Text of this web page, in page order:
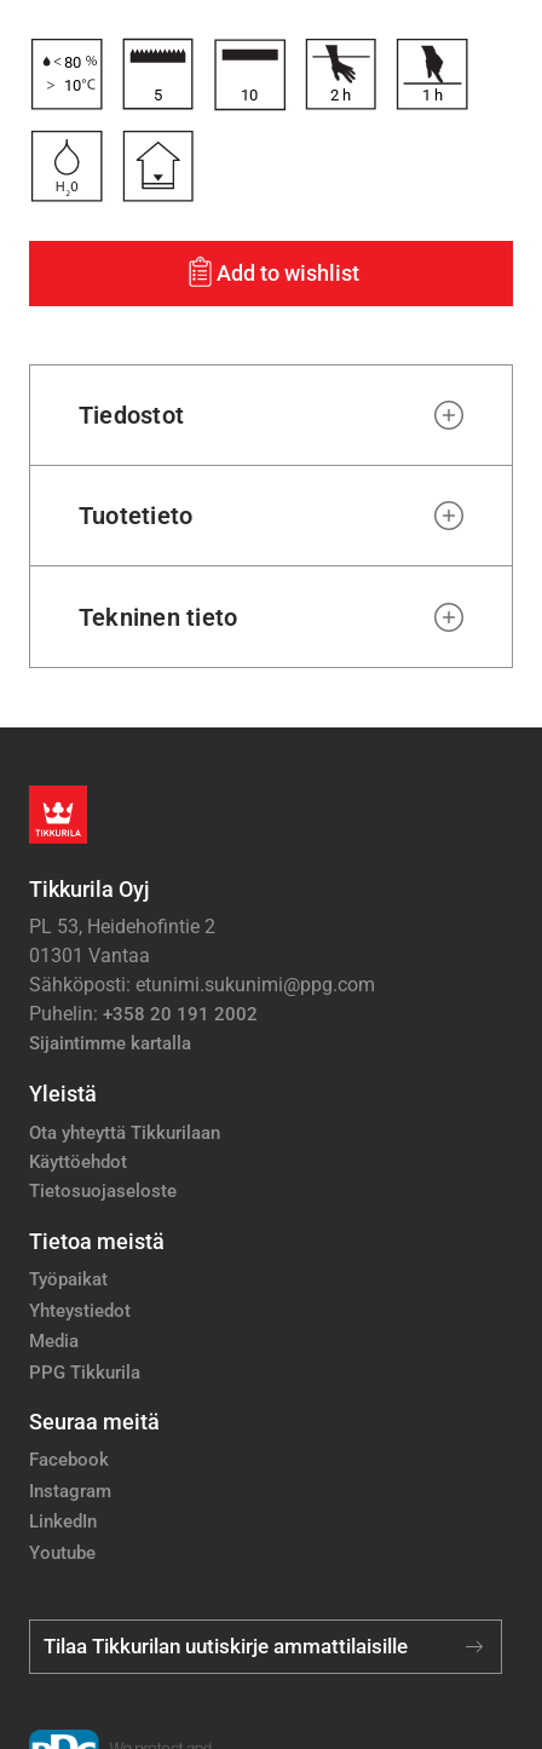
80
10
5 10 2 h 1 h
Add to wishlist
Tiedostot
Tuotetieto
Tekninen tieto
Tikkurila Oyj
PL 53, Heidehofintie 2
01301 Vantaa
Sähköposti: etunimi.sukunimi@ppg.com
Puhelin: +358 20 191 2002
Sijaintimme kartalla
Yleistä
Ota yhteyttä Tikkurilaan
Käyttöehdot
Tietosuojaseloste
Tietoa meistä
Työpaikat
Yhteystiedot
Media
PPG Tikkurila
Seuraa meitä
Facebook
Instagram
LinkedIn
Youtube
Tilaa Tikkurilan uutiskirje ammattilaisille